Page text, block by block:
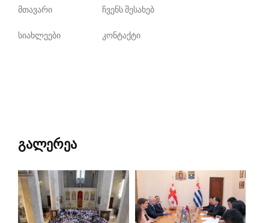
მთავარი ჩვენს შესახებ
სიახლეები კონტაქტი
გალერეა